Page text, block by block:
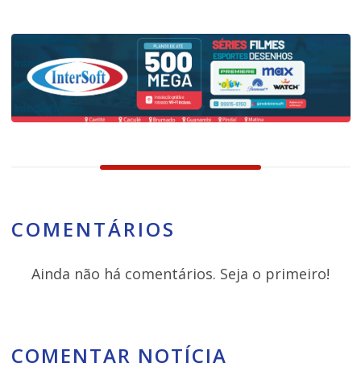
COMENTÁRIOS
Ainda não há comentários. Seja o primeiro!
COMENTAR NOTÍCIA